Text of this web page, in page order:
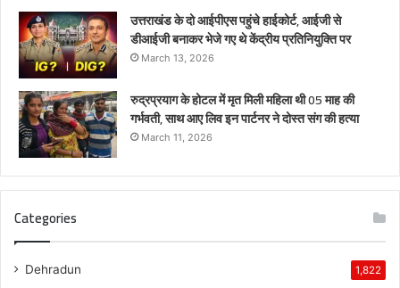
उत्तराखंड के दो आईपीएस पहुंचे हाईकोर्ट, आईजी से
डीआईजी बनाकर भेजे गए थे केंद्रीय प्रतिनियुक्ति पर
March 13, 2026
रुद्रप्रयाग के होटल में मृत मिली महिला थी 05 माह की
गर्भवती, साथ आए लिव इन पार्टनर ने दोस्त संग की हत्या
March 11, 2026
Categories
Dehradun 1,822